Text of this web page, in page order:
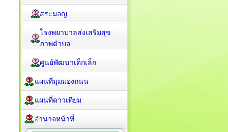
สระมอญ
โรงพยาบาลส่งเสริมสุข
ภาพตำบล
ศูนย์พัฒนาเด็กเล็ก
แผนที่มุมมองถนน
แผนที่ดาวเทียม
อำนาจหน้าที่